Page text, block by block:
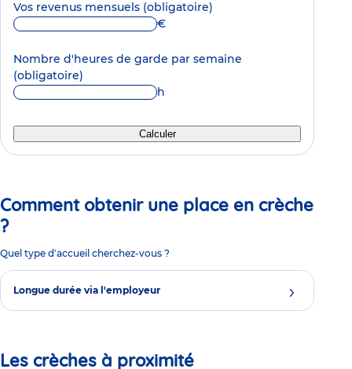
Vos revenus mensuels (obligatoire)
€
Nombre d'heures de garde par semaine
(obligatoire)
h
Calculer
Comment obtenir une place en crèche
?
Quel type d'accueil cherchez-vous ?
Longue durée via l'employeur
Les crèches à proximité